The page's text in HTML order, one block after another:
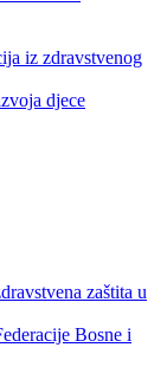
iz zdravstvenog
djece
zaštita u
Bosne i